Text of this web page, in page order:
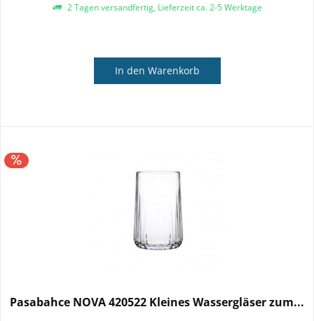
2 Tagen versandfertig, Lieferzeit ca. 2-5 Werktage
In den Warenkorb
Pasabahce NOVA 420522 Kleines Wassergläser zum...